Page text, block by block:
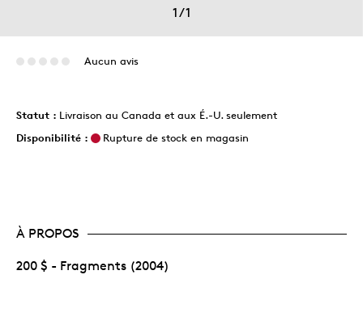
1/1
Aucun avis
Statut : Livraison au Canada et aux É.-U. seulement
Disponibilité :
Rupture de stock en magasin
À PROPOS
200 $ - Fragments (2004)